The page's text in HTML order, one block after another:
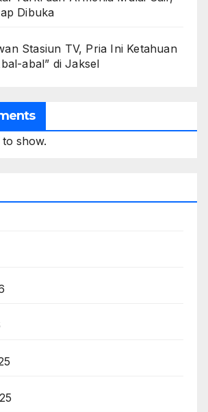
Dibuka
Stasiun TV, Pria Ini Ketahuan
abal” di Jaksel
show.